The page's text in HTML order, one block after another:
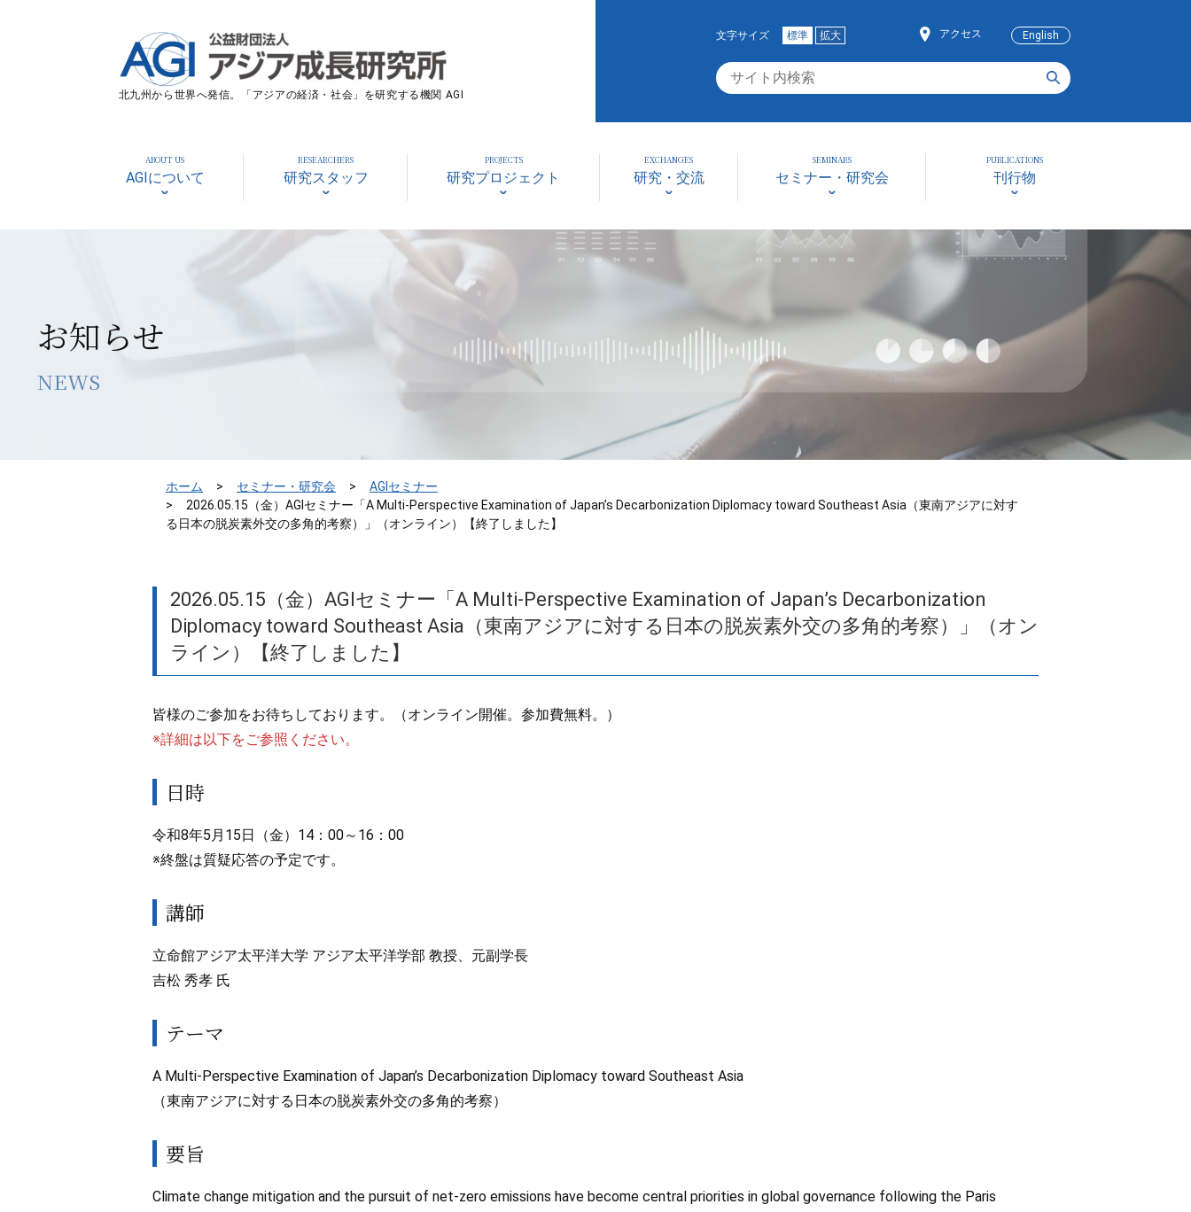
北九州から世界へ発信。「アジアの経済・社会」を研究する機関 AGI
文字サイズ 標準 拡大 アクセス English
ABOUT US
AGIについて
RESEARCHERS
研究スタッフ
PROJECTS
研究プロジェクト
EXCHANGES
研究・交流
SEMINARS
セミナー・研究会
PUBLICATIONS
刊行物
お知らせ
NEWS
ホーム セミナー・研究会
AGIセミナー
2026.05.15（金）AGIセミナー「A Multi-Perspective Examination of Japan’s Decarbonization Diplomacy toward Southeast Asia（東南アジアに対す
る日本の脱炭素外交の多角的考察）」（オンライン）【終了しました】
2026.05.15（金）AGIセミナー「A Multi-Perspective Examination of Japan’s Decarbonization
Diplomacy toward Southeast Asia（東南アジアに対する日本の脱炭素外交の多角的考察）」（オン
ライン）【終了しました】
皆様のご参加をお待ちしております。（オンライン開催。参加費無料。）
※詳細は以下をご参照ください。
日時
令和8年5月15日（金）14：00～16：00
※終盤は質疑応答の予定です。
講師
立命館アジア太平洋大学 アジア太平洋学部 教授、元副学長
吉松 秀孝 氏
テーマ
A Multi-Perspective Examination of Japan’s Decarbonization Diplomacy toward Southeast Asia
（東南アジアに対する日本の脱炭素外交の多角的考察）
要旨
Climate change mitigation and the pursuit of net-zero emissions have become central priorities in global governance following the Paris